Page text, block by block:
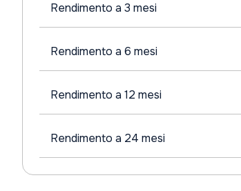
Rendimento a 3 mesi
Rendimento a 6 mesi
Rendimento a 12 mesi
Rendimento a 24 mesi